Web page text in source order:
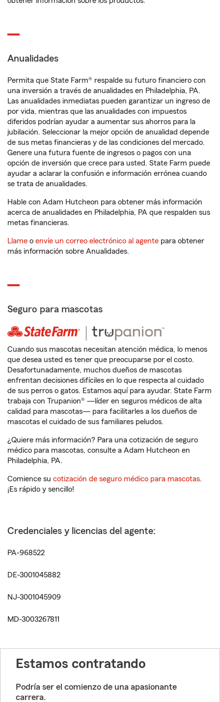
Anualidades
Permita que State Farm® respalde su futuro financiero con
una inversión a través de anualidades en Philadelphia, PA.
Las anualidades inmediatas pueden garantizar un ingreso de
por vida, mientras que las anualidades con impuestos
diferidos podrían ayudar a aumentar sus ahorros para la
jubilación. Seleccionar la mejor opción de anualidad depende
de sus metas financieras y de las condiciones del mercado.
Genere una futura fuente de ingresos o pagos con una
opción de inversión que crece para usted. State Farm puede
ayudar a aclarar la confusión e información errónea cuando
se trata de anualidades.
Hable con Adam Hutcheon para obtener más información
acerca de anualidades en Philadelphia, PA que respalden sus
metas financieras.
Llame o envíe un correo electrónico al agente para obtener
más información sobre Anualidades.
Seguro para mascotas
Cuando sus mascotas necesitan atención médica, lo menos
que desea usted es tener que preocuparse por el costo.
Desafortunadamente, muchos dueños de mascotas
enfrentan decisiones difíciles en lo que respecta al cuidado
de sus perros o gatos. Estamos aquí para ayudar. State Farm
trabaja con Trupanion® —líder en seguros médicos de alta
calidad para mascotas— para facilitarles a los dueños de
mascotas el cuidado de sus familiares peludos.
¿Quiere más información? Para una cotización de seguro
médico para mascotas, consulte a Adam Hutcheon en
Philadelphia, PA.
Comience su cotización de seguro médico para mascotas.
¡Es rápido y sencillo!
Credenciales y licencias del agente:
PA-968522
DE-3001045882
NJ-3001045909
MD-3003267811
Estamos contratando
Podría ser el comienzo de una apasionante
carrera.